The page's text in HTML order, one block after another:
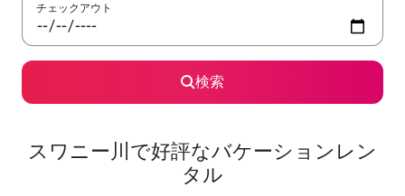
チェックアウト
検索
スワニー川で好評なバケーションレン
タル